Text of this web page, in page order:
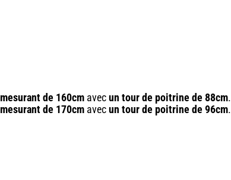
mesurant de 160cm avecun tour de poitrine de 88cm.
mesurant de 170cm avecun tour de poitrine de 96cm.